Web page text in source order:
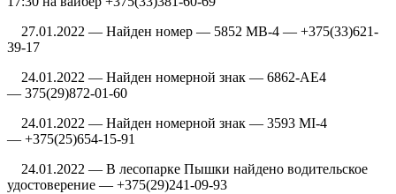
27.01.2022 — Найден номер — 5852 МВ-4 — +375(33)621-
39-17
24.01.2022 — Найден номерной знак — 6862-АЕ4
— 375(29)872-01-60
24.01.2022 — Найден номерной знак — 3593 MI-4
— +375(25)654-15-91
24.01.2022 — В лесопарке Пышки найдено водительское
удостоверение — +375(29)241-09-93